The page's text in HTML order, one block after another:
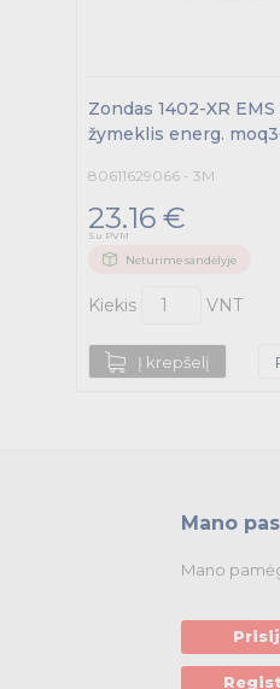
Zondas 1402-XR EMS
žymeklis energ.
80611629066 - 3M
23.16 €
Su PVM
Neturime sandėlyje
Kiekis VNT
Į krepšelį
Mano
Mano